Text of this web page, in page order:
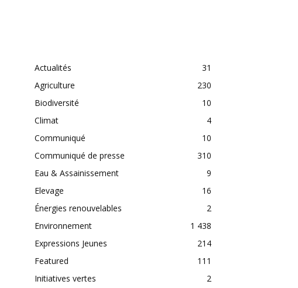
Actualités
31
Agriculture
230
Biodiversité
10
Climat
4
Communiqué
10
Communiqué de presse
310
Eau & Assainissement
9
Elevage
16
Énergies renouvelables
2
Environnement
1 438
Expressions Jeunes
214
Featured
111
Initiatives vertes
2